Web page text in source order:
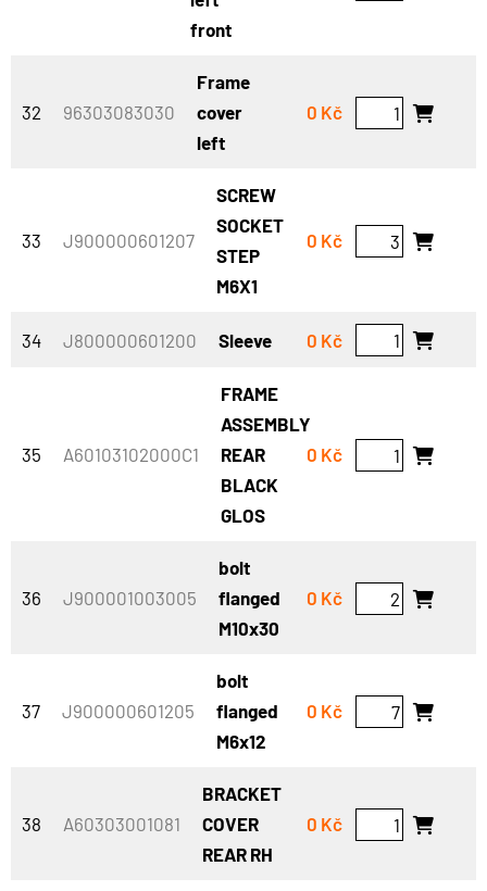
front
32 96303083030
Frame
cover
left
0 Kč
33 J900000601207
SCREW
SOCKET
STEP
M6X1
0 Kč
34 J800000601200 Sleeve 0 Kč
35 A60103102000C1
FRAME
ASSEMBLY
REAR
BLACK
GLOS
0 Kč
36 J900001003005
bolt
flanged
M10x30
0 Kč
37 J900000601205
bolt
flanged
M6x12
0 Kč
38 A60303001081
BRACKET
COVER
REAR RH
0 Kč